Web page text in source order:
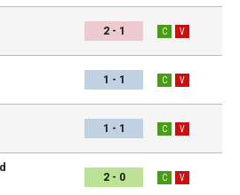
2 - 1 C V
1 - 1 C V
1 - 1 C V
2 - 0 C V